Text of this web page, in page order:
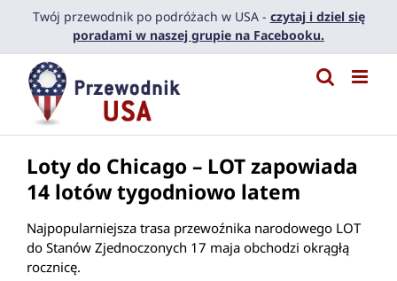
PrzejdźTwój przewodnik po podróżach w USA - czytaj i dziel się
poradami w naszej grupie na Facebooku.
Loty do Chicago – LOT zapowiada
14 lotów tygodniowo latem
Najpopularniejsza trasa przewoźnika narodowego LOT
do Stanów Zjednoczonych 17 maja obchodzi okrągłą
rocznicę.